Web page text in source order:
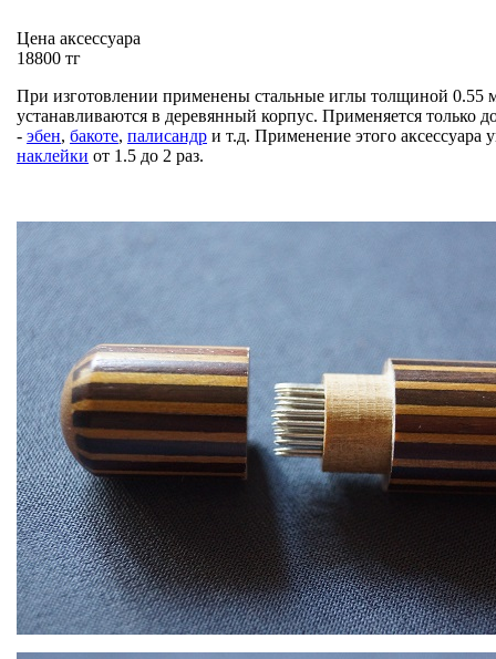
Цена аксессуара
18800 тг
При изготовлении применены стальные иглы толщиной 0.55
устанавливаются в деревянный корпус. Применяется только
- эбен, бакоте, палисандр и т.д. Применение этого аксессуара
наклейки от 1.5 до 2 раз.